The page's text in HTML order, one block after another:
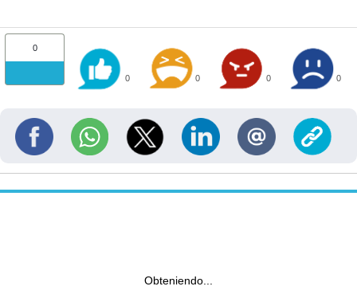
0
0 0 0 0
Obteniendo...